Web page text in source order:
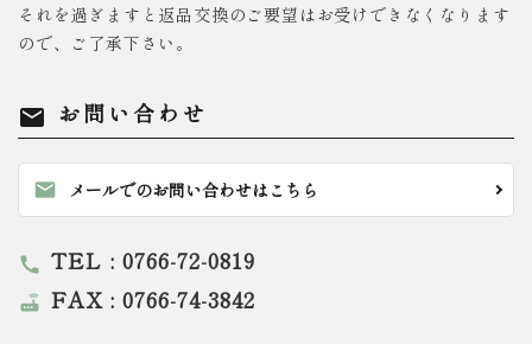
それを過ぎますと返品交換のご要望はお受けできなくなります
ので、ご了承下さい。
mail お問い合わせ
mail メールでのお問い合わせはこちら
call TEL : 0766-72-0819
router FAX : 0766-74-3842